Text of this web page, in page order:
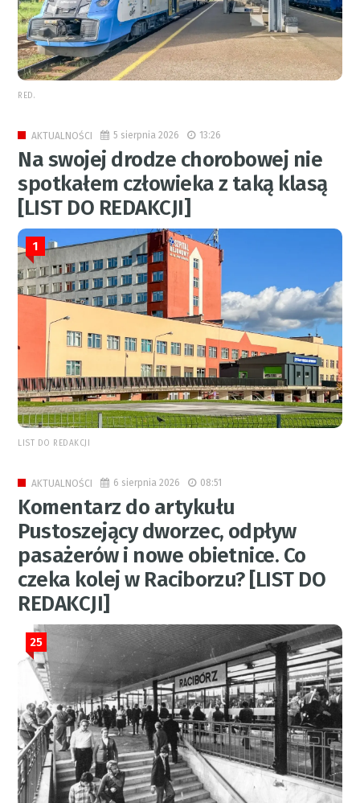
RED.
AKTUALNOŚCI 5 sierpnia 2026 13:26
Na swojej drodze chorobowej nie
spotkałem człowieka z taką klasą
[LIST DO REDAKCJI]
1
LIST DO REDAKCJI
AKTUALNOŚCI 6 sierpnia 2026 08:51
Komentarz do artykułu
Pustoszejący dworzec, odpływ
pasażerów i nowe obietnice. Co
czeka kolej w Raciborzu? [LIST DO
REDAKCJI]
25